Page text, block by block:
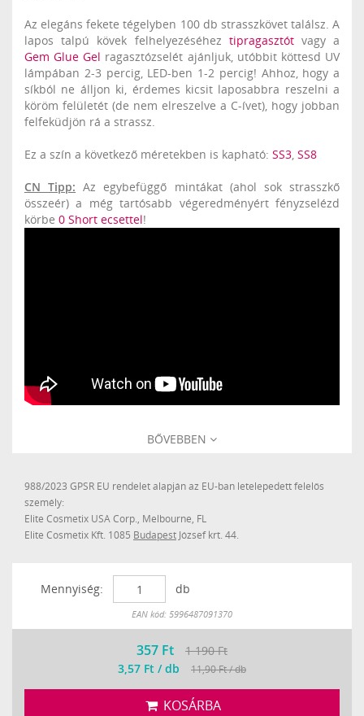
Az elegáns fekete tégelyben 100 db strasszkövet találsz. A
lapos talpú kövek felhelyezéséhez tipragasztótvagy a
Gem Glue Gel ragasztózselét ajánljuk, utóbbit köttesd UV
lámpában 2-3 percig, LED-ben 1-2 percig! Ahhoz, hogy a
síkból ne álljon ki, érdemes kicsit laposabbra reszelni a
köröm felületét (de nem elreszelve a C-ívet), hogy jobban
felfeküdjön rá a strassz.
Ez a szín a következő méretekben is kapható: SS3, SS8
CN Tipp: Az egybefüggő mintákat (ahol sok strasszkő
összeér) a még tartósabb végeredményért fényzselézd
körbe 0 Short ecsettel!
BŐVEBBEN
988/2023 GPSR EU rendelet alapján az EU-ban letelepedett felelős
személy:
Elite Cosmetix USA Corp., Melbourne, FL
Elite Cosmetix Kft. 1085 Budapest József krt. 44.
Mennyiség: db
Készleten
EAN kód: 5996487091370
357 Ft
1 190 Ft
3,57 Ft / db
11,90 Ft / db
KOSÁRBA